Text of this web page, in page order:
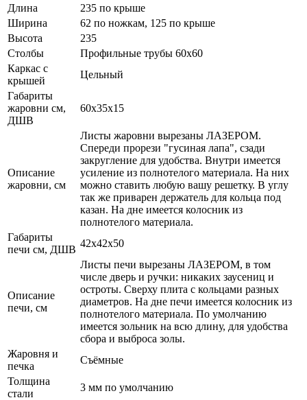
Длина
235 по крыше
Ширина
62 по ножкам, 125 по крыше
Высота
235
Столбы
Профильные трубы 60х60
Каркас с
крышей
Цельный
Габариты
жаровни см,
ДШВ
60x35x15
Описание
жаровни, см
Листы жаровни вырезаны ЛАЗЕРОМ.
Спереди прорези "гусиная лапа", сзади
закругление для удобства. Внутри имеется
усиление из полнотелого материала. На них
можно ставить любую вашу решетку. В углу
так же приварен держатель для кольца под
казан. На дне имеется колосник из
полнотелого материала.
Габариты
печи см, ДШВ
42x42x50
Описание
печи, см
Листы печи вырезаны ЛАЗЕРОМ, в том
числе дверь и ручки: никаких заусениц и
остроты. Сверху плита с кольцами разных
диаметров. На дне печи имеется колосник из
полнотелого материала. По умолчанию
имеется зольник на всю длину, для удобства
сбора и выброса золы.
Жаровня и
печка
Съёмные
Толщина
стали
3 мм по умолчанию